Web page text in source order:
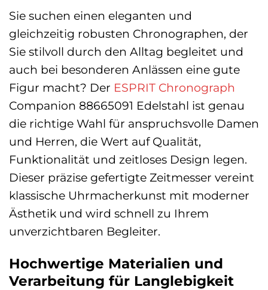
Sie suchen einen eleganten und
gleichzeitig robusten Chronographen, der
Sie stilvoll durch den Alltag begleitet und
auch bei besonderen Anlässen eine gute
Figur macht? Der ESPRIT Chronograph
Companion 88665091 Edelstahl ist genau
die richtige Wahl für anspruchsvolle Damen
und Herren, die Wert auf Qualität,
Funktionalität und zeitloses Design legen.
Dieser präzise gefertigte Zeitmesser vereint
klassische Uhrmacherkunst mit moderner
Ästhetik und wird schnell zu Ihrem
unverzichtbaren Begleiter.
Hochwertige Materialien und
Verarbeitung für Langlebigkeit